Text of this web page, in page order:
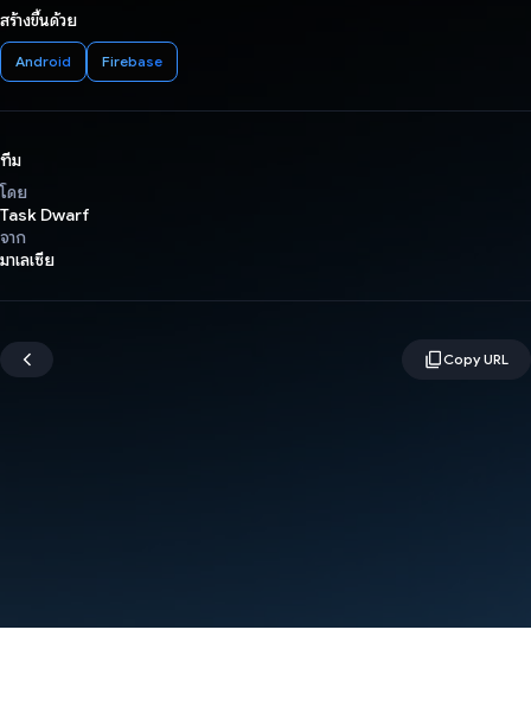
สร้างขึ้นด้วย
Android Firebase
ทีม
โดย
Task Dwarf
จาก
มาเลเซีย